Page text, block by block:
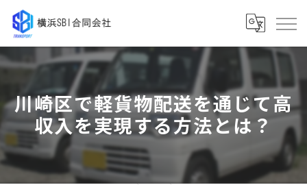
川崎区で軽貨物配送を通じて高
収入を実現する方法とは？